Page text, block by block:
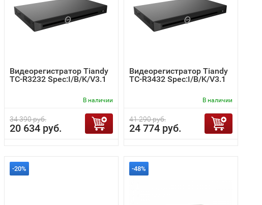
Видеорегистратор Tiandy
TC-R3232 Spec:I/B/K/V3.1
В наличии
34 390 руб.
20 634 руб.
Видеорегистратор Tiandy
TC-R3432 Spec:I/B/K/V3.1
В наличии
41 290 руб.
24 774 руб.
-20% -48%